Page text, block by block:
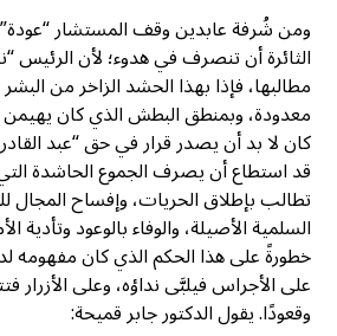
ومن شُرفة عابدين وقف المستشار
الثائرة أن تنصرف في هدوء؛ لأن الرئيس
مطالبها، فإذا بهذا الحشد الزاخر من
معدودة، وبمنطق البطش الذي كان يهيمن
كان لا بد أن يصدر قرار في حق “عبد
قد استطاع أن يصرف الجموع الحاشدة
تطالب بإطلاق الحريات، وإفساح المجال
السلمية الأصيلة، والوفاء بالوعود وتأدية
خطورةً على هذا الحكم الذي كان مفهومه
على الأجراس فيلبَّى نداؤه، وعلى الأزرار
وقعودًا. يقول الدكتور جابر قميحة: